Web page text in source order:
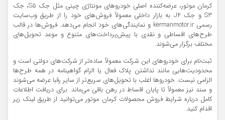
کرمان موتور، عرضه‌کننده اصلی خودروهای مونتاژی چینی مثل جک S5، جک
S3 و جک J4 به بازار داخلی معمولاً فروش‌های خود را از طریق
وب‌سایت
رسمی kermanmotor.ir
و نمایندگی‌های خود انجام می‌دهد. فروش‌ها در قالب
طرح‌های اقساطی و نقدی با پیش‌پرداخت‌های متنوع و موعد تحویل‌های
مختلف برگزار می‌شوند.
ثبت‌نام برای خودروهای این شرکت معمولاً ساده‌تر از شرکت‌های دولتی است و
محدودیت‌هایی مانند نداشتن پلاک فعال یا الزام گواهینامه در همه طرح‌ها
الزامی نیست. خودروها اغلب با تحویل‌های سریع‌تر از سایر رقبا عرضه می‌شوند
و سند نیز معمولاً تا پایان اقساط در رهن باقی می‌ماند. برای دریافت اطلاعات
کامل درباره شرایط فروش محصولات کرمان موتور می‌توانید از طریق لینک زیر
اقدام کنید.